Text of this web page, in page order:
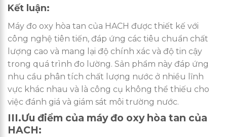
Kết luận:
Máy đo oxy hòa tan của HACH được thiết kế với
công nghệ tiên tiến, đáp ứng các tiêu chuẩn chất
lượng cao và mang lại độ chính xác và độ tin cậy
trong quá trình đo lường. Sản phẩm này đáp ứng
nhu cầu phân tích chất lượng nước ở nhiều lĩnh
vực khác nhau và là công cụ không thể thiếu cho
việc đánh giá và giám sát môi trường nước.
III.Ưu điểm của máy đo oxy hòa tan của
HACH: